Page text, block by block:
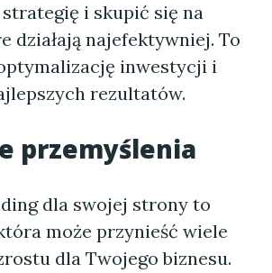
i skupić się na
działają najefektywniej. To
inwestycji i
rezultatów.
przemyślenia
dla swojej strony to
może przynieść wiele
dla Twojego biznesu.